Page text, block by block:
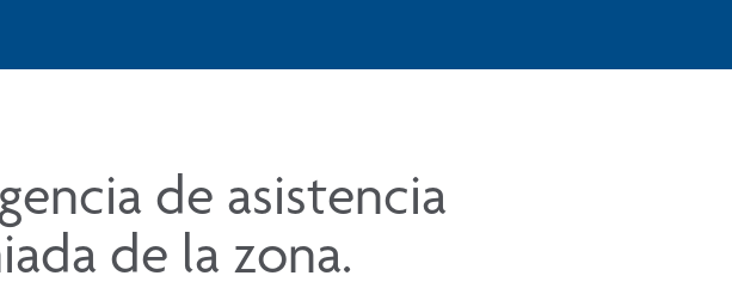
de asistencia
de la zona.